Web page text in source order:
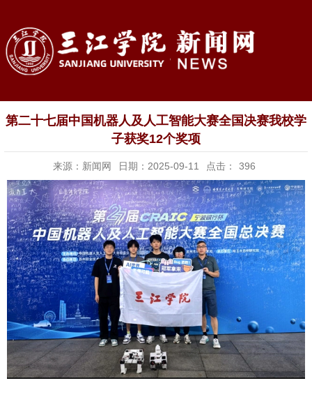
第二十七届中国机器人及人工智能大赛全国决赛我校学
子获奖12个奖项
来源：新闻网 日期：2025-09-11 点击： 396